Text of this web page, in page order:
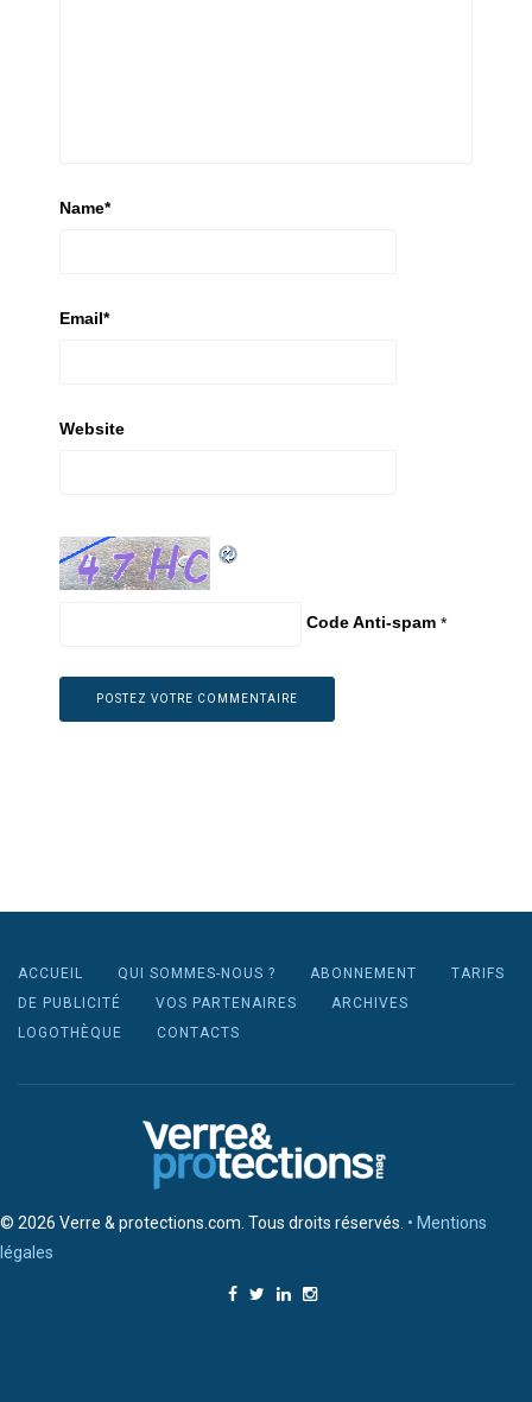
Name*
Email*
Website
Code Anti-spam *
ACCUEIL QUI SOMMES-NOUS ? ABONNEMENT
TARIFS
DE PUBLICITÉ
VOS PARTENAIRES
ARCHIVES
LOGOTHÈQUE
CONTACTS
© 2026 Verre & protections.com. Tous droits réservés. • Mentions
légales